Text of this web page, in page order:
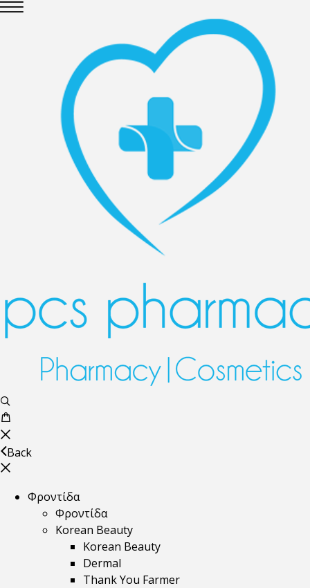
Back
Φροντίδα
Φροντίδα
Korean Beauty
Korean Beauty
Dermal
Thank You Farmer